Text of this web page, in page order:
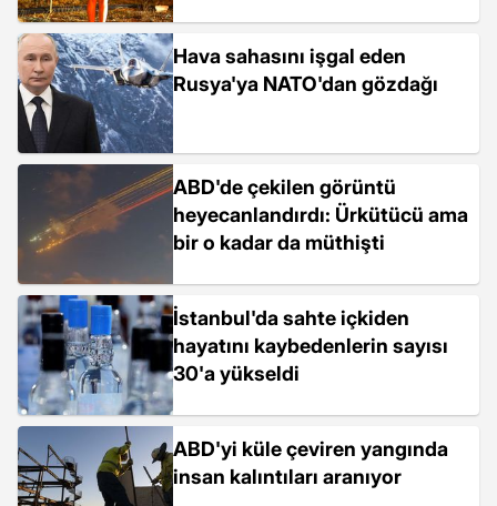
Hava sahasını işgal eden
Rusya'ya NATO'dan gözdağı
ABD'de çekilen görüntü
heyecanlandırdı: Ürkütücü ama
bir o kadar da müthişti
İstanbul'da sahte içkiden
hayatını kaybedenlerin sayısı
30'a yükseldi
ABD'yi küle çeviren yangında
insan kalıntıları aranıyor